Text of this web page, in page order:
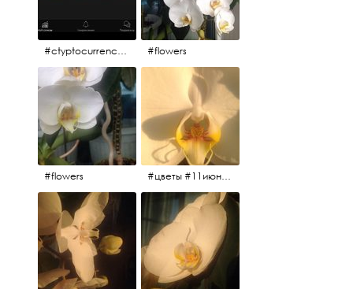
#ctyptocurrency #btc #eth #flowers
#flowers #цветы #11июня2017 #5утра #белыеночи